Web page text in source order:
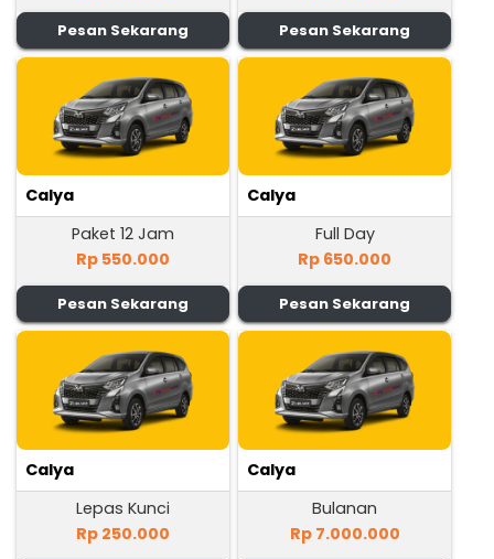
Pesan Sekarang Pesan Sekarang
Calya
Paket 12 Jam
Rp 550.000
Pesan Sekarang
Calya
Full Day
Rp 650.000
Pesan Sekarang
Calya
Lepas Kunci
Rp 250.000
Calya
Bulanan
Rp 7.000.000